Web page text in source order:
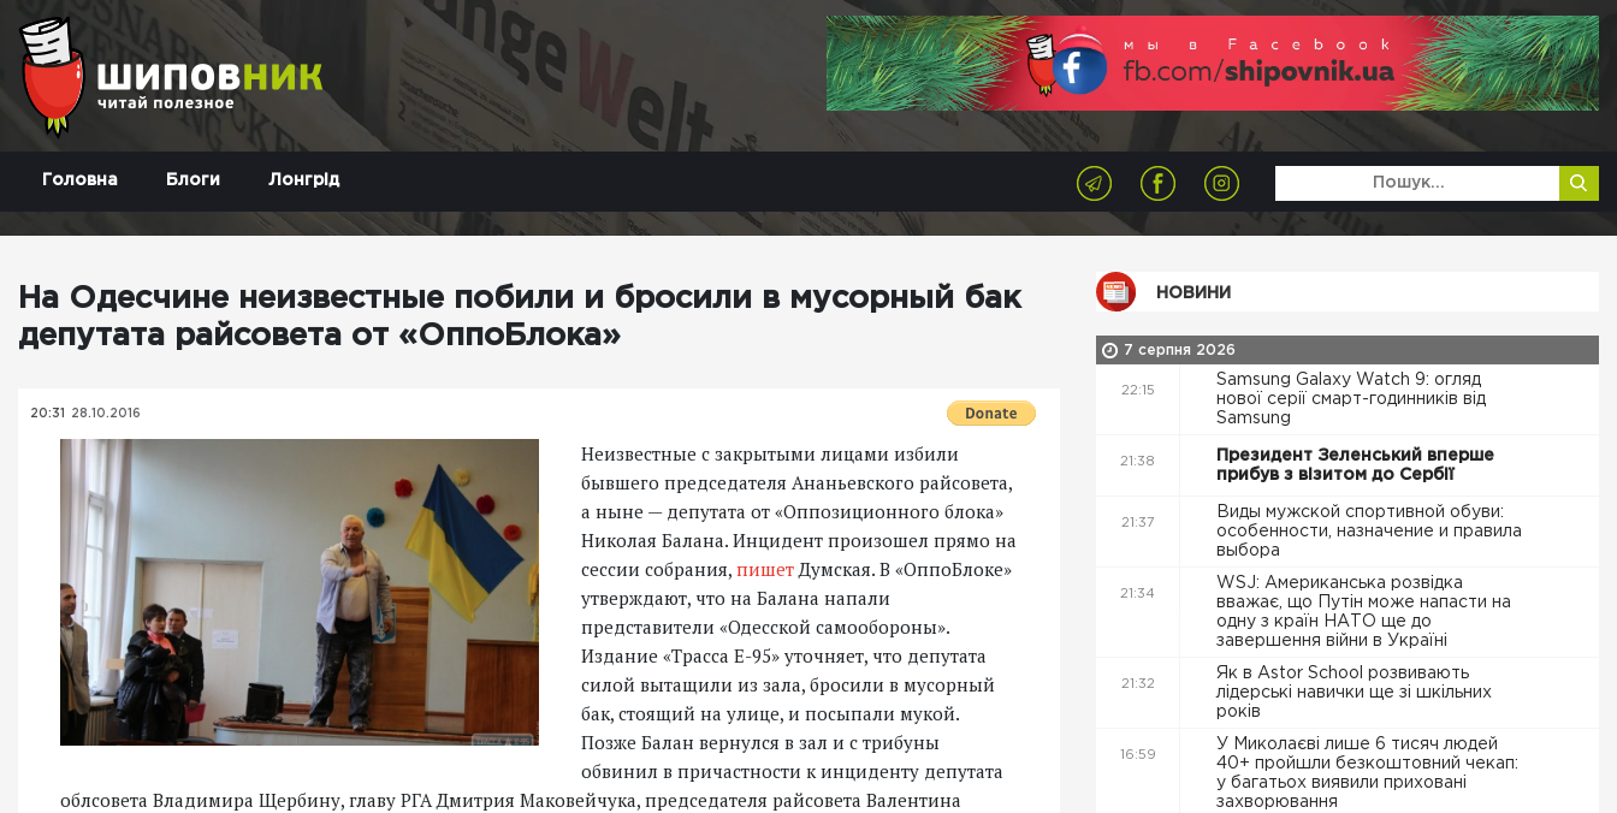
Головна Блоги Лонгрід
На Одесчине неизвестные побили и бросили в мусорный бак
депутата райсовета от «ОппоБлока»
20:31 28.10.2016
Неизвестные с закрытыми лицами избили
бывшего председателя Ананьевского райсовета,
а ныне — депутата от «Оппозиционного блока»
Николая Балана. Инцидент произошел прямо на
сессии собрания, пишетДумская. В «ОппоБлоке»
утверждают, что на Балана напали
представители «Одесской самообороны».
Издание «Трасса Е-95» уточняет, что депутата
силой вытащили из зала, бросили в мусорный
бак, стоящий на улице, и посыпали мукой.
Позже Балан вернулся в зал и с трибуны
обвинил в причастности к инциденту депутата
облсовета Владимира Щербину, главу РГА Дмитрия Маковейчука, председателя райсовета Валентина
НОВИНИ
7 серпня 2026
22:15
Samsung Galaxy Watch 9: огляд
нової серії смарт-годинників від
Samsung
21:38
Президент Зеленський вперше
прибув з візитом до Сербії
21:37
Виды мужской спортивной обуви:
особенности, назначение и правила
выбора
21:34
WSJ: Американська розвідка
вважає, що Путін може напасти на
одну з країн НАТО ще до
завершення війни в Україні
21:32
Як в Astor School розвивають
лідерські навички ще зі шкільних
років
16:59
У Миколаєві лише 6 тисяч людей
40+ пройшли безкоштовний чекап:
у багатьох виявили приховані
захворювання